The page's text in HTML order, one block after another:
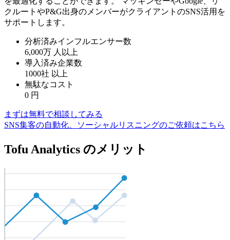
クルートやP&G出身のメンバーがクライアントのSNS活用を
サポートします。
分析済みインフルエンサー数
6,000万 人以上
導入済み企業数
1000社 以上
無駄なコスト
0 円
まずは無料で相談してみる
SNS集客の自動化、ソーシャルリスニングのご依頼はこちら
Tofu Analytics のメリット